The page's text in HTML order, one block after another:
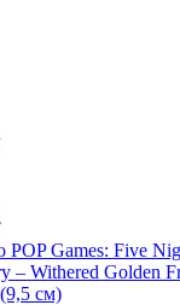
Games: Five
– Withered Golden
см)